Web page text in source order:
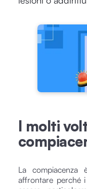
I molti
La compiacenza
affrontare perché